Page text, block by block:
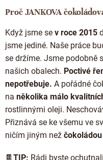
Proč JANKOVA
Když jsme se v roce 2015
jsme jediné. Naše práce
se držíme. Jsme podobně
našich obalech. Poctivé
nepotřebuje. A pořádné
na několika málo
rostlinnými oleji.
Přiznává se ke všemu ve
ničím jiným než
🍫 TIP: Rádi byste